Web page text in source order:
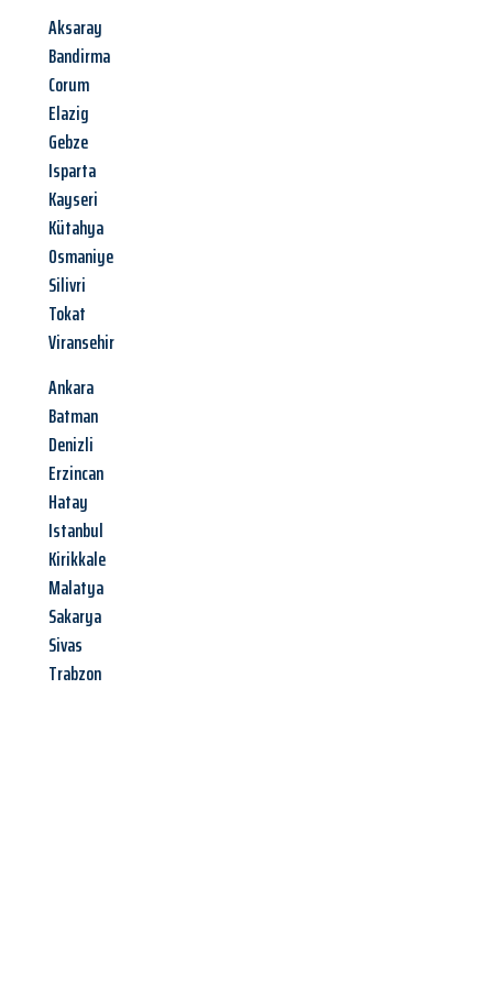
Aksaray
Bandirma
Corum
Elazig
Gebze
Isparta
Kayseri
Kütahya
Osmaniye
Silivri
Tokat
Viransehir
Ankara
Batman
Denizli
Erzincan
Hatay
Istanbul
Kirikkale
Malatya
Sakarya
Sivas
Trabzon